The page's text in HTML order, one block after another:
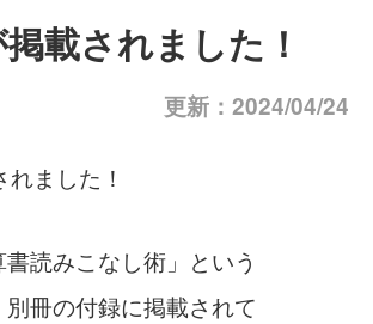
載されました！
更新：2024/04/24
ました！
読みこなし術」という
冊の付録に掲載されて